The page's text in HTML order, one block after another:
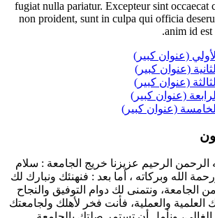
fugiat nulla pariatur. Excepteur sint occaecat
non proident, sunt in culpa qui officia
anim id est
(عنوان كبير)
(عنوان كبير)
(عنوان كبير)
(عنوان كبير)
(عنوان كبير)
الرحمن الرحيم عزيزنا خريج الجامعة : سلام
الله وبركاته ، أما بعد : فنهنئك ونبارك لك
الجامعة، ونتمنى لك دوام التوفيق والنجاح
العلمية والعملية، فأنت فخر لأهلك ولجامعتك